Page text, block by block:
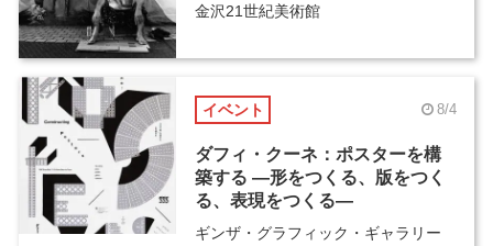
金沢21世紀美術館
イベント 8/4
ダフィ・クーネ：ポスターを構
築する ―形をつくる、版をつく
る、表現をつくる―
ギンザ・グラフィック・ギャラリー